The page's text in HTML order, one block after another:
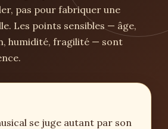
pas pour fabriquer une
Les points sensibles — âge,
humidité, fragilité — sont
se juge autant par son